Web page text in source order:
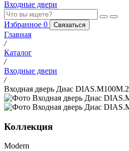
Входные двери
Избранное 0 Связаться
Главная
/
Каталог
/
Входные двери
/
Входная дверь Диас DIAS.M100M.2
Коллекция
Modern